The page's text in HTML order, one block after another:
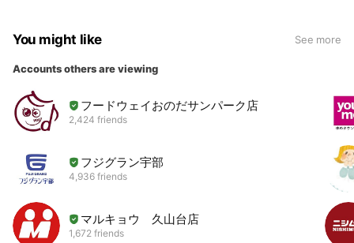
You might like See more
Accounts others are viewing
フードウェイおのだサンパーク店
2,424 friends
フジグラン宇部
4,936 friends
マルキョウ 久山台店
1,672 friends